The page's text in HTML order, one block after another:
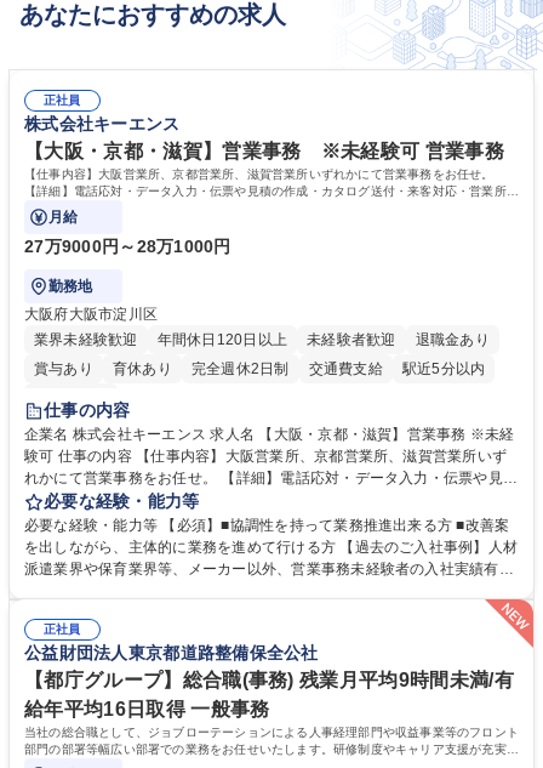
あなたにおすすめの求人
正社員
株式会社キーエンス
【大阪・京都・滋賀】営業事務 ※未経験可 営業事務
【仕事内容】大阪営業所、京都営業所、滋賀営業所いずれかにて営業事務をお任せ。
【詳細】電話応対・データ入力・伝票や見積の作成・カタログ送付・来客対応・営業所内
で発生する事務業務や業務改善をお任せ。
月給
27万9000円～28万1000円
勤務地
大阪府大阪市淀川区
業界未経験歓迎
年間休日120日以上 未経験者歓迎
退職金あり
賞与あり
育休あり 完全週休2日制 交通費支給
駅近5分以内
土日祝休み
仕事の内容
企業名 株式会社キーエンス 求人名 【大阪・京都・滋賀】営業事務 ※未経
験可 仕事の内容 【仕事内容】大阪営業所、京都営業所、滋賀営業所いず
れかにて営業事務をお任せ。 【詳細】電話応対・データ入力・伝票や見積
の作成・カタログ送付・来客対応・営業所内で発生する事務業務や業務改
善をお任せ。 【教育制度】ご入社後、育成担当とペアになりながらOJTに
て業務を覚えていただくことが可能です。業務システムがきちんと構築さ
れているため、スムーズに仕事に慣れることができる環境です。また、
常に改善を目指す風土のため、安心して業務に取り組んでいただけます。
募集職種 【大阪・京都・滋賀】営業事務 ※未経験可
必要な経験・能力等
必要な経験・能力等 【必須】■協調性を持って業務推進出来る方 ■改善案
を出しながら、主体的に業務を進めて行ける方 【過去のご入社事例】人材
派遣業界や保育業界等、メーカー以外、営業事務未経験者の入社実績有
により、キーエンスの付加価値向上に貢献します。ベースの定型業務に加
えて、お客様や社員の状況に合わせ、能動的なサポート、改善の動きも期
待され。組織を支えるスペシャリストとして、チームに貢献し、結果的に
社員から頼られる存在になることができます。平均19:30の退勤以降の業
務の持ち帰りも禁止されており、メリハリのある働き方となります。 学
歴・資格 学歴：大学院 大学 高専 短大 語学力： 資格：
正社員
公益財団法人東京都道路整備保全公社
【都庁グループ】総合職(事務) 残業月平均9時間未満/有
給年平均16日取得 一般事務
当社の総合職として、ジョブローテーションによる人事経理部門や収益事業等のフロント
部門の部署等幅広い部署での業務をお任せいたします。研修制度やキャリア支援が充実し